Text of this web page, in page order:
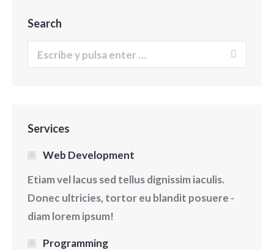
Search
Buscar:
Services
Web Development
Etiam vel lacus sed tellus dignissim iaculis.
Donec ultricies, tortor eu blandit posuere -
diam lorem ipsum!
Programming